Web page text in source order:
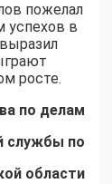
пожелал
в
росте.
по делам
службы по
области